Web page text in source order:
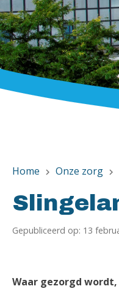
Home chevron_right Onze zorg chevron_right
Gepubliceerd op: 13
Waar gezorgd